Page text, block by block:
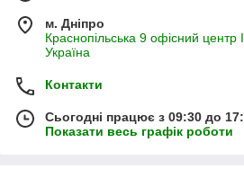
м. Дніпро
Краснопільська 9 офісний центр
Україна
Контакти
Сьогодні працює з 09:30 до
Показати весь графік роботи